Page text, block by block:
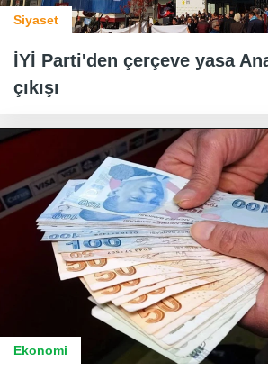
Siyaset
İYİ Parti'den çerçeve yasa
çıkışı
Ekonomi